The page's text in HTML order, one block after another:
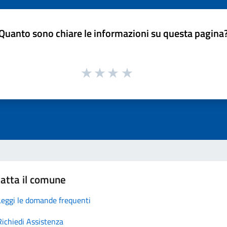
sono chiare le informazioni su questa
il comune
le domande frequenti
Assistenza